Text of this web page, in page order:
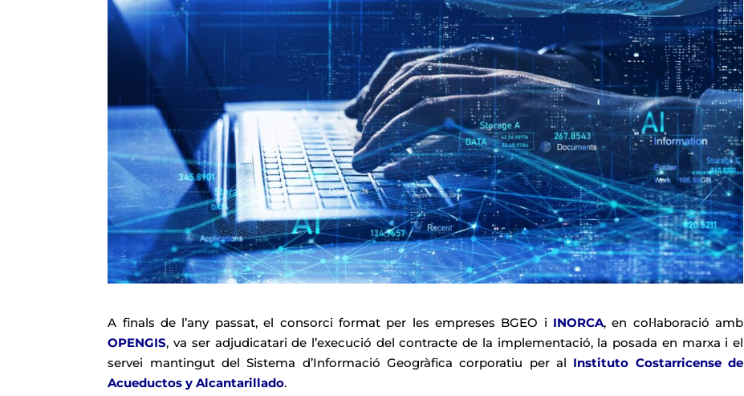
A finals de l’any passat, el consorci format per les empreses BGEO i INORCA, en col·laboració amb
OPENGIS, va ser adjudicatari de l’execució del contracte de la implementació, la posada en marxa i el
servei mantingut del Sistema d’Informació Geogràfica corporatiu per al Instituto Costarricense de
Acueductos y Alcantarillado.